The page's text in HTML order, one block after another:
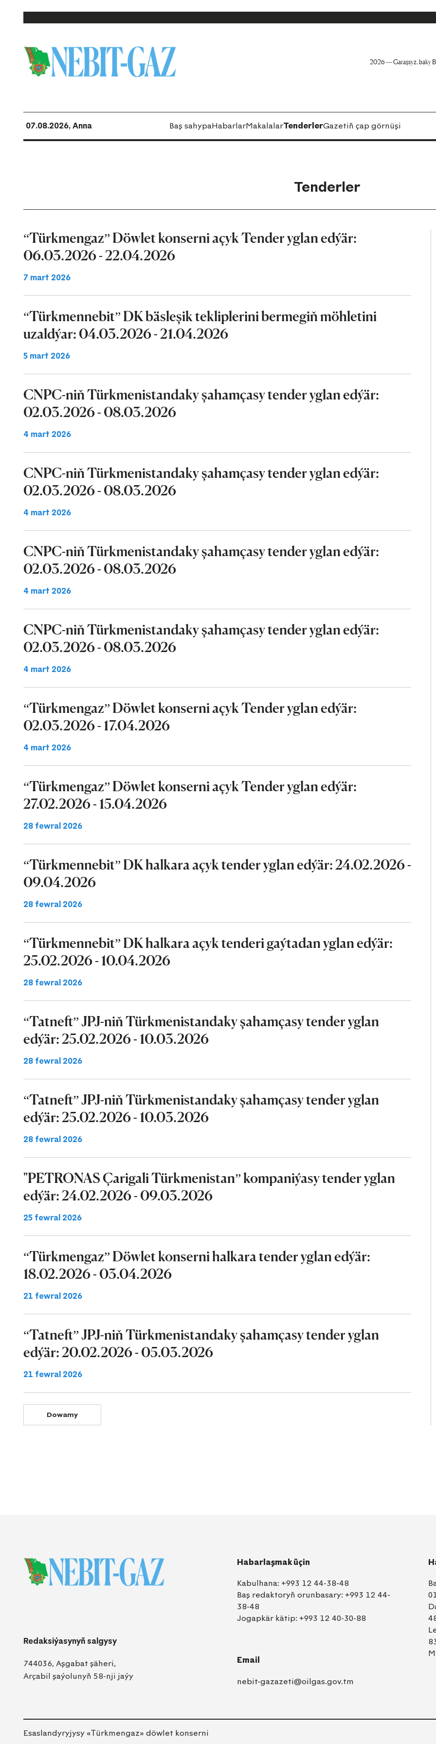
2026 — Garaşsyz, baky
07.08.2026, Anna Baş sahypaHabarlarMakalalarTenderlerGazetiň çap görnüşi
Tenderler
“Türkmengaz” Döwlet konserni açyk Tender yglan edýär:
06.03.2026 - 22.04.2026
7 mart 2026
“Türkmennebit” DK bäsleşik tekliplerini bermegiň möhletini
uzaldýar: 04.03.2026 - 21.04.2026
5 mart 2026
CNPC-niň Türkmenistandaky şahamçasy tender yglan edýär:
02.03.2026 - 08.03.2026
4 mart 2026
CNPC-niň Türkmenistandaky şahamçasy tender yglan edýär:
02.03.2026 - 08.03.2026
4 mart 2026
CNPC-niň Türkmenistandaky şahamçasy tender yglan edýär:
02.03.2026 - 08.03.2026
4 mart 2026
CNPC-niň Türkmenistandaky şahamçasy tender yglan edýär:
02.03.2026 - 08.03.2026
4 mart 2026
“Türkmengaz” Döwlet konserni açyk Tender yglan edýär:
02.03.2026 - 17.04.2026
4 mart 2026
“Türkmengaz” Döwlet konserni açyk Tender yglan edýär:
27.02.2026 - 15.04.2026
28 fewral 2026
“Türkmennebit” DK halkara açyk tender yglan edýär: 24.02.2026 -
09.04.2026
28 fewral 2026
“Türkmennebit” DK halkara açyk tenderi gaýtadan yglan edýär:
25.02.2026 - 10.04.2026
28 fewral 2026
“Tatneft” JPJ-niň Türkmenistandaky şahamçasy tender yglan
edýär: 25.02.2026 - 10.03.2026
28 fewral 2026
“Tatneft” JPJ-niň Türkmenistandaky şahamçasy tender yglan
edýär: 25.02.2026 - 10.03.2026
28 fewral 2026
"PETRONAS Çarigali Türkmenistan” kompaniýasy tender yglan
edýär: 24.02.2026 - 09.03.2026
25 fewral 2026
“Türkmengaz” Döwlet konserni halkara tender yglan edýär:
18.02.2026 - 03.04.2026
21 fewral 2026
“Tatneft” JPJ-niň Türkmenistandaky şahamçasy tender yglan
edýär: 20.02.2026 - 05.03.2026
21 fewral 2026
Dowamy
Redaksiýasynyň salgysy
744036, Aşgabat şäheri,
Arçabil şaýolunyň 58-nji jaýy
Habarlaşmak üçin
Kabulhana: +993 12 44-38-48
Baş redaktoryň orunbasary: +993 12 44-
38-48
Jogapkär kätip: +993 12 40-30-88
Email
nebit-gazazeti@oilgas.gov.tm
Esaslandyryjysy «Тürkmengaz» döwlet konserni